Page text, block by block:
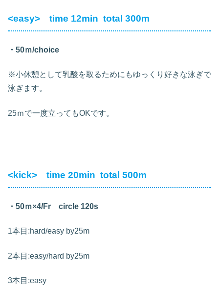
<easy> time 12min total 300m
・50ｍ/choice
※小休憩として乳酸を取るためにもゆっくり好きな泳ぎで
泳ぎます。
25ｍで一度立ってもOKです。
<kick> time 20min total 500m
・50ｍ×4/Fr circle 120s
1本目:hard/easy by25m
2本目:easy/hard by25m
3本目:easy